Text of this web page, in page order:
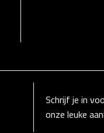
Schrijf je in
onze leuke